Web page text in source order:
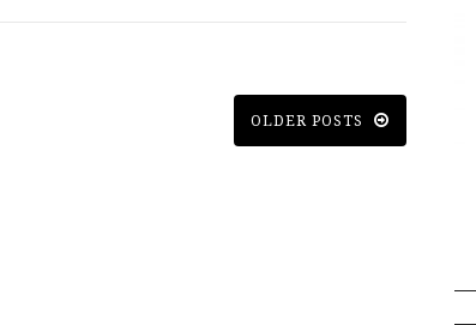
OLDER POSTS